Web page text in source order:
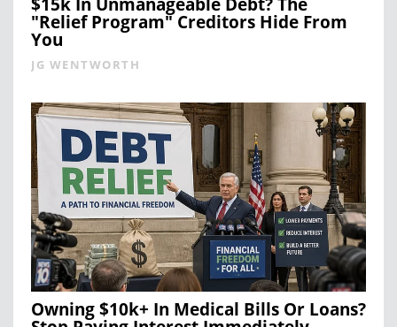
"Relief Program" Creditors Hide From
You
JG WENTWORTH
Owning $10k+ In Medical Bills Or Loans?